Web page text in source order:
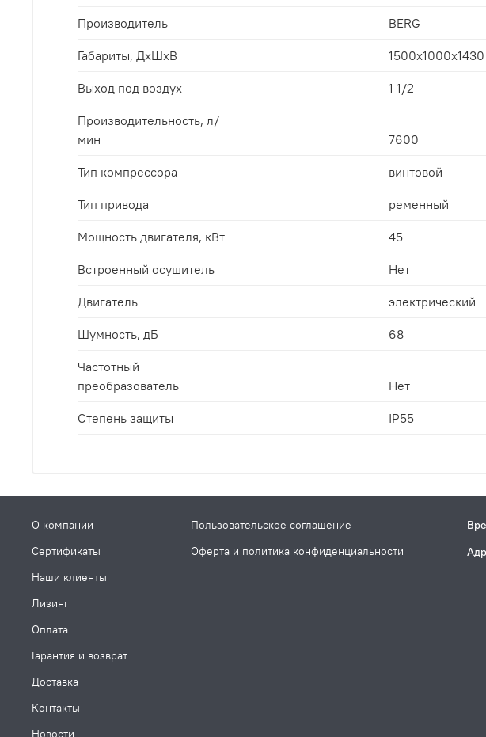
Производитель BERG
Габариты, ДхШхВ 1500x1000x1430
Выход под воздух 1 1/2
Производительность, л/
мин
7600
Тип компрессора винтовой
Тип привода ременный
Мощность двигателя, кВт 45
Встроенный осушитель Нет
Двигатель электрический
Шумность, дБ 68
Частотный
преобразователь
Нет
Степень защиты IP55
О компании
Сертификаты
Наши клиенты
Лизинг
Оплата
Гарантия и возврат
Доставка
Контакты
Новости
Пользовательское соглашение
Оферта и политика конфиденциальности